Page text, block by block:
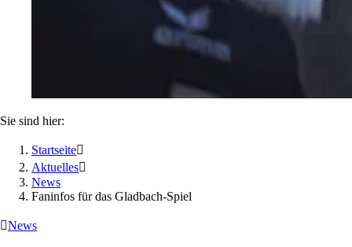
Sie sind hier:
Startseite
Aktuelles
News
Faninfos für das Gladbach-Spiel
News